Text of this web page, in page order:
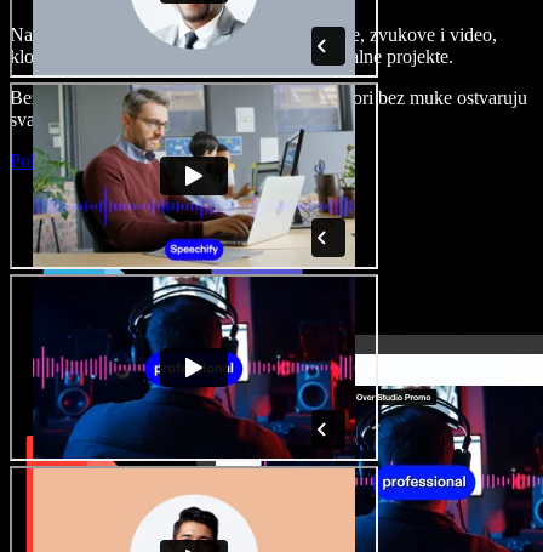
Napravite voice overe, dodajte besplatne slike, zvukove i video,
klonirajte svoj glas i složite sjajne audio-vizualne projekte.
Bez učenja i sve dostupno u pregledniku, autori bez muke ostvaruju
svaku kreativnu ideju.
Pokreni Studio